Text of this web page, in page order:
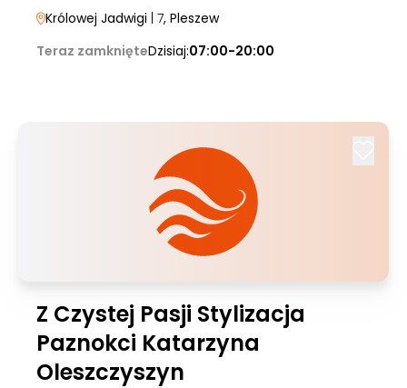
Królowej Jadwigi | 7, Pleszew
Teraz zamknięteDzisiaj:07:00-20:00
Z Czystej Pasji Stylizacja
Paznokci Katarzyna
Oleszczyszyn